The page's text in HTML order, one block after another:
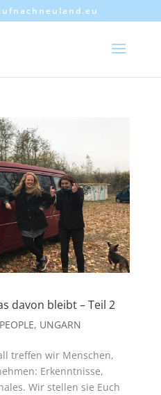
davon bleibt – Teil 2
PEOPLE, UNGARN
treffen wir Menschen,
Erkenntnisse,
Wir stellen sie Euch